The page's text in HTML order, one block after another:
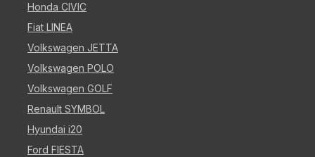
Honda CIVIC
Fiat LINEA
Volkswagen JETTA
Volkswagen POLO
Volkswagen GOLF
Renault SYMBOL
Hyundai i20
Ford FIESTA